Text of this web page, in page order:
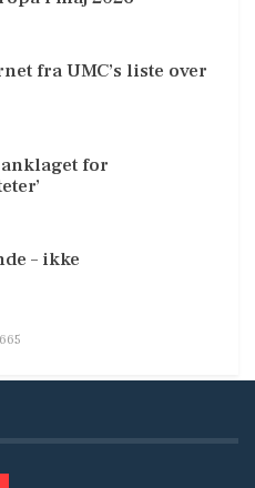
fra UMC’s liste over
for
– ikke